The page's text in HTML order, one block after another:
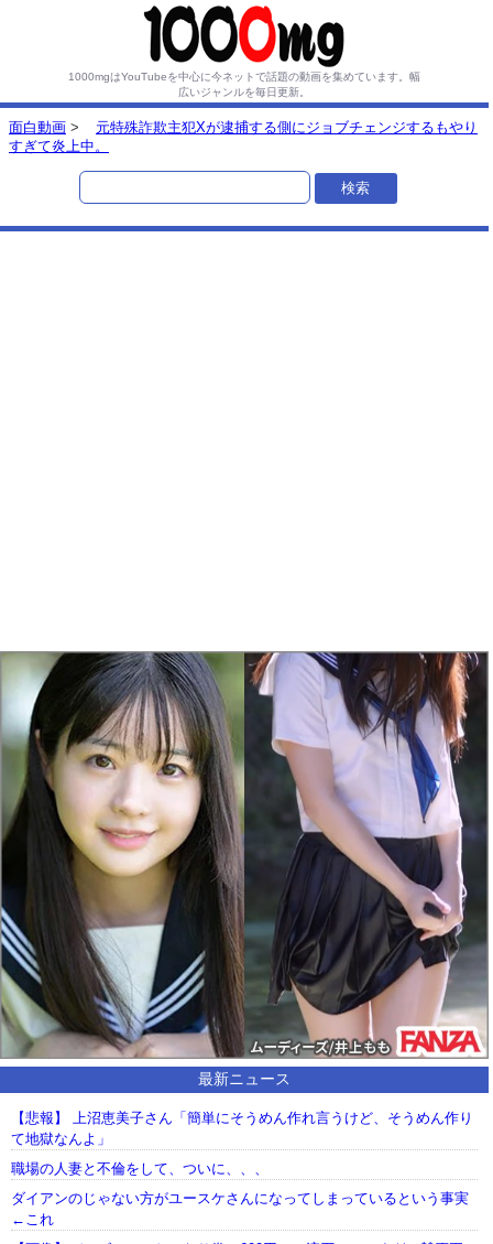
1000mgはYouTubeを中心に今ネットで話題の動画を集めています。 幅
広いジャンルを毎日更新。
面白動画 >
元特殊詐欺主犯Xが逮捕する側にジョブチェンジするもやり
すぎて炎上中。
最新ニュース
【悲報】 上沼恵美子さん「簡単にそうめん作れ言うけど、そうめん作り
て地獄なんよ」
職場の人妻と不倫をして、ついに、、、
ダイアンのじゃない方がユースケさんになってしまっているという事実
←これ